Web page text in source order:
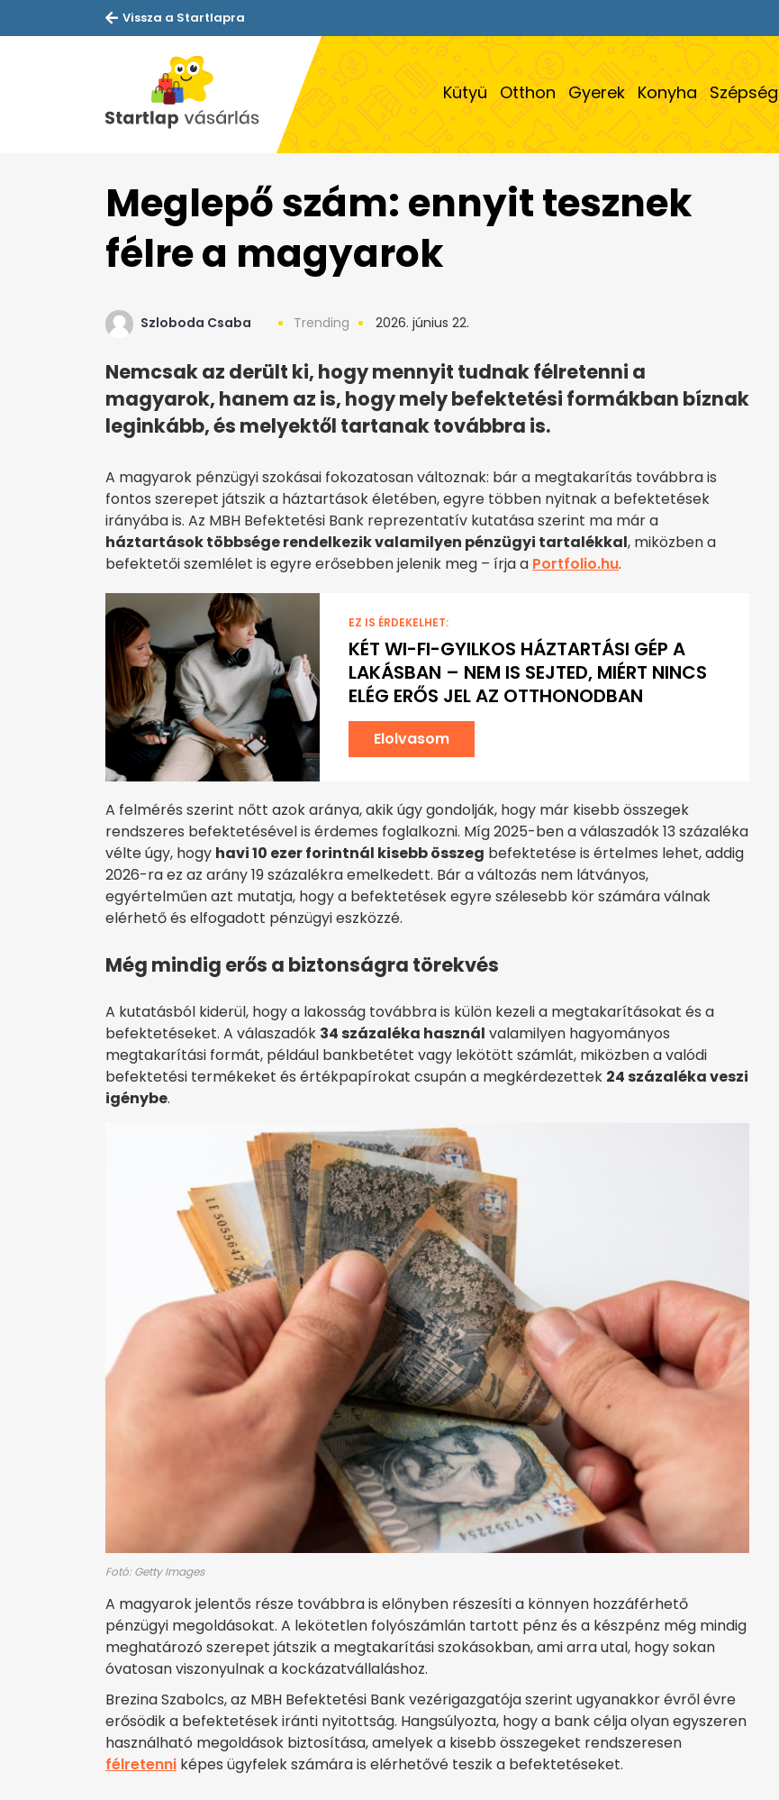
Vissza a Startlapra
Kütyü Otthon Gyerek Konyha Szépség
Meglepő szám: ennyit tesznek
félre a magyarok
Szloboda Csaba Trending 2026. június 22.
Nemcsak az derült ki, hogy mennyit tudnak félretenni a
magyarok, hanem az is, hogy mely befektetési formákban bíznak
leginkább, és melyektől tartanak továbbra is.
A magyarok pénzügyi szokásai fokozatosan változnak: bár a megtakarítás továbbra is
fontos szerepet játszik a háztartások életében, egyre többen nyitnak a befektetések
irányába is. Az MBH Befektetési Bank reprezentatív kutatása szerint ma már a
háztartások többsége rendelkezik valamilyen pénzügyi tartalékkal, miközben a
befektetői szemlélet is egyre erősebben jelenik meg – írja a Portfolio.hu.
EZ IS ÉRDEKELHET:
KÉT WI-FI-GYILKOS HÁZTARTÁSI GÉP A
LAKÁSBAN – NEM IS SEJTED, MIÉRT NINCS
ELÉG ERŐS JEL AZ OTTHONODBAN
Elolvasom
A felmérés szerint nőtt azok aránya, akik úgy gondolják, hogy már kisebb összegek
rendszeres befektetésével is érdemes foglalkozni. Míg 2025-ben a válaszadók 13 százaléka
vélte úgy, hogy havi 10 ezer forintnál kisebb összeg befektetése is értelmes lehet, addig
2026-ra ez az arány 19 százalékra emelkedett. Bár a változás nem látványos,
egyértelműen azt mutatja, hogy a befektetések egyre szélesebb kör számára válnak
elérhető és elfogadott pénzügyi eszközzé.
Még mindig erős a biztonságra törekvés
A kutatásból kiderül, hogy a lakosság továbbra is külön kezeli a megtakarításokat és a
befektetéseket. A válaszadók 34 százaléka használ valamilyen hagyományos
megtakarítási formát, például bankbetétet vagy lekötött számlát, miközben a valódi
befektetési termékeket és értékpapírokat csupán a megkérdezettek 24 százaléka veszi
igénybe.
Fotó: Getty Images
A magyarok jelentős része továbbra is előnyben részesíti a könnyen hozzáférhető
pénzügyi megoldásokat. A lekötetlen folyószámlán tartott pénz és a készpénz még mindig
meghatározó szerepet játszik a megtakarítási szokásokban, ami arra utal, hogy sokan
óvatosan viszonyulnak a kockázatvállaláshoz.
Brezina Szabolcs, az MBH Befektetési Bank vezérigazgatója szerint ugyanakkor évről évre
erősödik a befektetések iránti nyitottság. Hangsúlyozta, hogy a bank célja olyan egyszeren
használható megoldások biztosítása, amelyek a kisebb összegeket rendszeresen
félretenni képes ügyfelek számára is elérhetővé teszik a befektetéseket.